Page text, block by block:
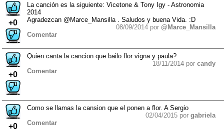
+0
La canción es la siguiente: Vicetone & Tony Igy - Astronomia
2014
Agradezcan @Marce_Mansilla . Saludos y buena Vida. :D
08/09/2014 por @Marce_Mansilla
Comentar
+0
Quien canta la cancion que bailo flor vigna y paula?
18/11/2014 por candy
Comentar
+0
Como se llamas la cansion que el ponen a flor. A Sergio
02/04/2015 por gabriela
Comentar